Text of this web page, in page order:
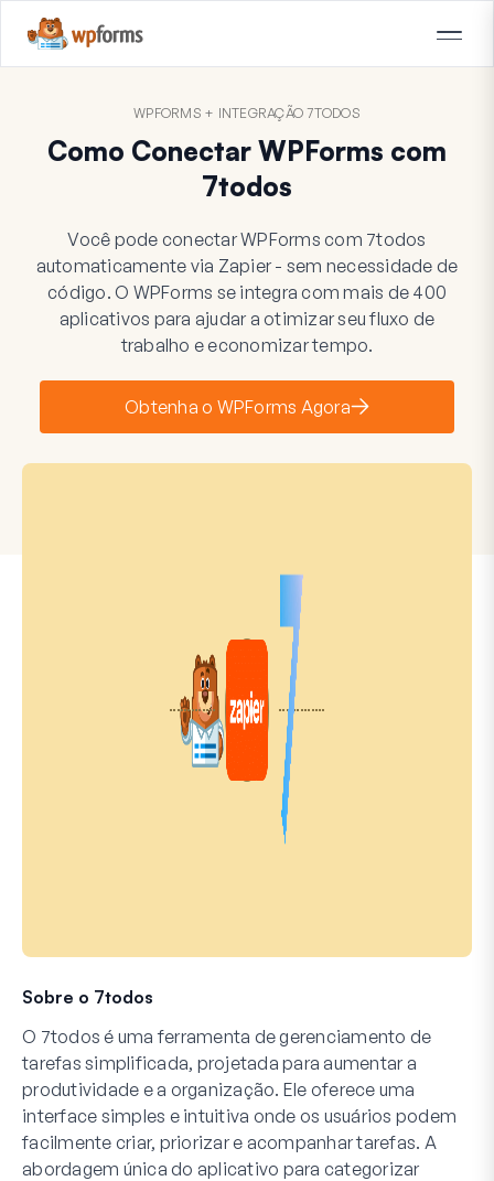
WPFORMS + INTEGRAÇÃO 7TODOS
Como Conectar WPForms com
7todos
Você pode conectar WPForms com 7todos
automaticamente via Zapier - sem necessidade de
código. O WPForms se integra com mais de 400
aplicativos para ajudar a otimizar seu fluxo de
trabalho e economizar tempo.
Obtenha o WPForms Agora
Sobre o 7todos
O 7todos é uma ferramenta de gerenciamento de
tarefas simplificada, projetada para aumentar a
produtividade e a organização. Ele oferece uma
interface simples e intuitiva onde os usuários podem
facilmente criar, priorizar e acompanhar tarefas. A
abordagem única do aplicativo para categorizar